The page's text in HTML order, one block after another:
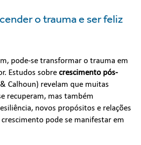
o trauma e ser feliz
pode-se transformar o trauma em
Estudos sobre crescimento pós-
& Calhoun) revelam que muitas
recuperam, mas também
novos propósitos e relações
pode se manifestar em